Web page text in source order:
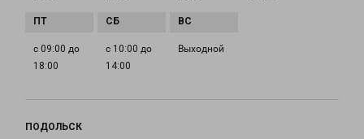
с 09:00 до
18:00
с 10:00 до
14:00
Выходной
ПОДОЛЬСК